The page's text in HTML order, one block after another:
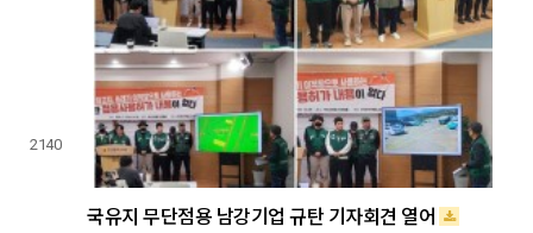
2140
국유지 무단점용 남강기업 규탄 기자회견 열어